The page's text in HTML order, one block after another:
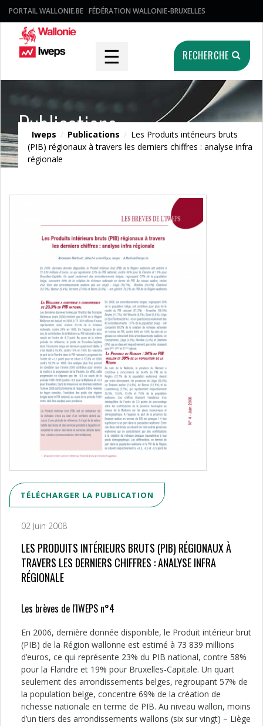
PORTAIL WALLONIE.BE FÉDÉRATION WALLONIE-BRUXELLES
☰ RECHERCHE
Publications
Iweps / Publications / Les Produits intérieurs bruts
(PIB) régionaux à travers les derniers chiffres : analyse infra
régionale
TÉLÉCHARGER LA PUBLICATION
02 Juin 2008
LES PRODUITS INTÉRIEURS BRUTS (PIB) RÉGIONAUX À
TRAVERS LES DERNIERS CHIFFRES : ANALYSE INFRA
RÉGIONALE
Les brèves de l'IWEPS n°4
En 2006, dernière donnée disponible, le Produit intérieur brut
(PIB) de la Région wallonne est estimé à 73 839 millions
d’euros, ce qui représente 23% du PIB national, contre 58%
pour la Flandre et 19% pour Bruxelles-Capitale. Un quart
seulement des arrondissements belges, regroupant 57% de
la population belge, concentre 69% de la création de
richesse nationale en terme de PIB. Au niveau wallon, moins
d’un tiers des arrondissements wallons (six sur vingt) – Liège